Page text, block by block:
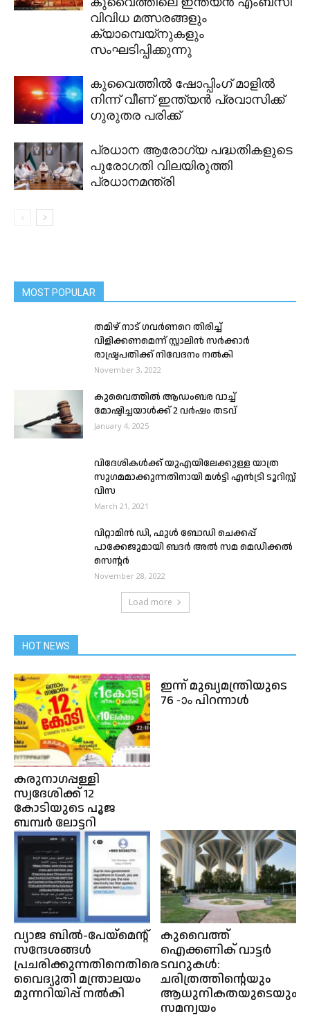
വിവിധ മത്സരങ്ങളും
ക്യാമ്പെയ്‌നുകളും
സംഘടിപ്പിക്കുന്നു
കുവൈത്തിൽ ഷോപ്പിംഗ് മാളിൽ
നിന്ന് വീണ് ഇന്ത്യൻ പ്രവാസിക്ക്
ഗുരുതര പരിക്ക്
പ്രധാന ആരോഗ്യ പദ്ധതികളുടെ
പുരോഗതി വിലയിരുത്തി
പ്രധാനമന്ത്രി
MOST POPULAR
തമിഴ് നാട് ഗവര്‍ണറെ തിരിച്ച്
വിളിക്കണമെന്ന് സ്റ്റാലിന്‍ സര്‍ക്കാര്‍
രാഷ്ട്രപതിക്ക് നിവേദനം നൽകി
November 3, 2022
കുവൈത്തിൽ ആഡംബര വാച്ച്
മോഷ്ടിച്ചയാൾക്ക് 2 വർഷം തടവ്
January 4, 2025
വിദേശികൾക്ക് യുഎയിലേക്കുള്ള യാത്ര
സുഗമമാക്കുന്നതിനായി മൾട്ടി എൻട്രി ടൂറിസ്റ്റ്
വിസ
March 21, 2021
വിറ്റാമിൻ ഡി, ഫുൾ ബോഡി ചെക്കപ്പ്
പാക്കേജുമായി ബദർ അൽ സമ മെഡിക്കൽ
സെൻ്റർ
November 28, 2022
Load more
HOT NEWS
കരുനാഗപ്പള്ളി
സ്വദേശിക്ക് 12
കോടിയുടെ പൂജ
ബമ്പർ ലോട്ടറി
ഇന്ന് മുഖ്യമന്ത്രിയുടെ
76 -ാം പിറന്നാൾ
വ്യാജ ബിൽ-പേയ്‌മെന്റ്
സന്ദേശങ്ങൾ
പ്രചരിക്കുന്നതിനെതിരെ
വൈദ്യുതി മന്ത്രാലയം
മുന്നറിയിപ്പ് നൽകി
കുവൈത്ത്
ഐക്കണിക് വാട്ടർ
ടവറുകൾ:
ചരിത്രത്തിൻ്റെയും
ആധുനികതയുടെയും
സമന്വയം